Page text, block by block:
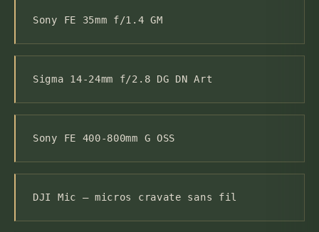
Sony FE 35mm f/1.4 GM
Sigma 14-24mm f/2.8 DG DN Art
Sony FE 400-800mm G OSS
DJI Mic — micros cravate sans fil